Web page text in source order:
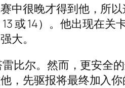
中很晚才得到他，所
或 14）。他出现在
大。
比尔。然而，更安全
，先驱报将最终加入你